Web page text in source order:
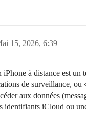
15, 2026, 6:39
iPhone à distance est un
de surveillance, ou
aux données
identifiants iCloud ou